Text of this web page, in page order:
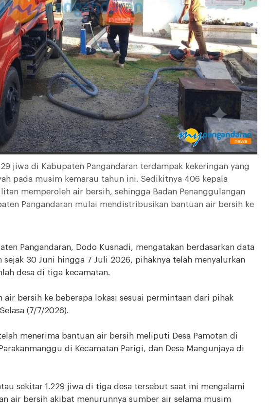
jiwa di Kabupaten Pangandaran terdampak kekeringan yang
pada musim kemarau tahun ini. Sedikitnya 406 kepala
memperoleh air bersih, sehingga Badan Penanggulangan
Pangandaran mulai mendistribusikan bantuan air bersih ke
Pangandaran, Dodo Kusnadi, mengatakan berdasarkan data
30 Juni hingga 7 Juli 2026, pihaknya telah menyalurkan
desa di tiga kecamatan.
bersih ke beberapa lokasi sesuai permintaan dari pihak
(7/7/2026).
menerima bantuan air bersih meliputi Desa Pamotan di
di Kecamatan Parigi, dan Desa Mangunjaya di
sekitar 1.229 jiwa di tiga desa tersebut saat ini mengalami
air bersih akibat menurunnya sumber air selama musim